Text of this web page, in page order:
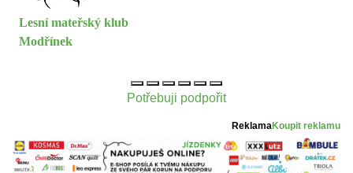
Lesní mateřský klub
Modřínek
Potřebuji podpořit
ReklamaKoupit reklamu